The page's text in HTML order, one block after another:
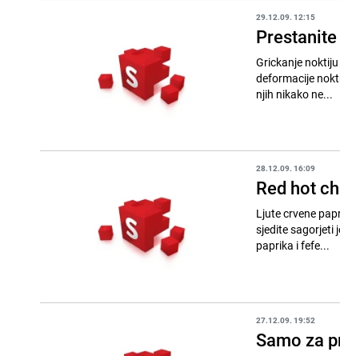
29.12.09. 12:15
Grickanje
deformacije
njih nikako ne...
28.12.09. 16:09
Red hot
Ljute crvene papričice Proizvođači nove tablete za mršavljenje tvrde da ćete
sjedite sagorjeti jednak
paprika i fefe...
27.12.09. 19:52
Samo za